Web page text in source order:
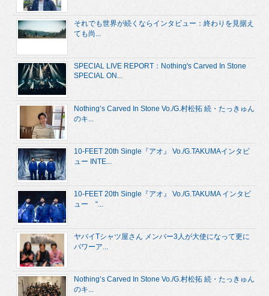
それでも世界が続くならインタビュー：終わりを見据え
ても尚...
SPECIAL LIVE REPORT：Nothing's Carved In Stone
SPECIAL ON...
Nothing’s Carved In Stone Vo./G.村松拓 続・たっきゅん
のキ...
10-FEET 20th Single『アオ』 Vo./G.TAKUMAインタビ
ュー INTE...
10-FEET 20th Single『アオ』 Vo./G.TAKUMA インタビ
ュー “...
ヤバイTシャツ屋さん メンバー3人が大使になって更に
パワーア...
Nothing’s Carved In Stone Vo./G.村松拓 続・たっきゅん
のキ...